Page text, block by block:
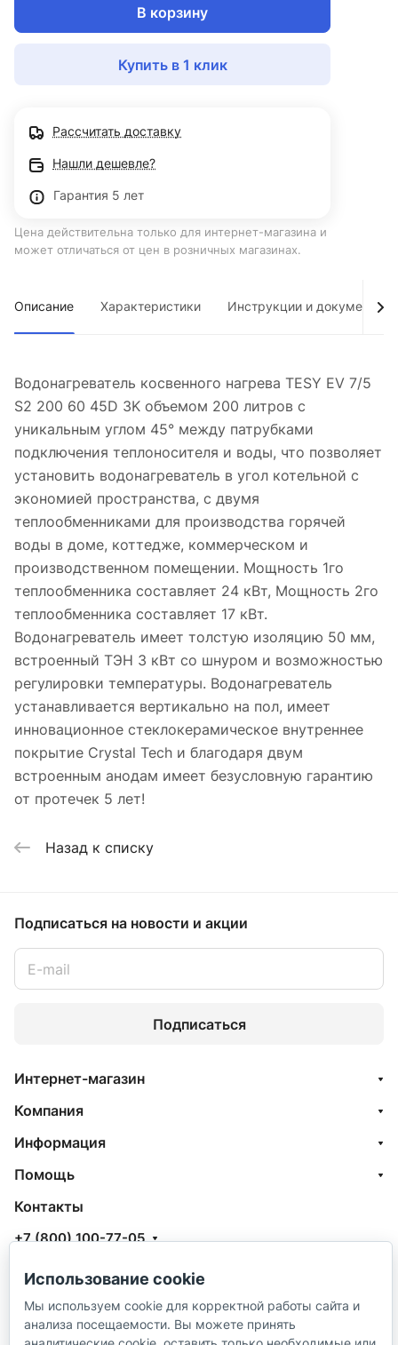
В корзину
Купить в 1 клик
Рассчитать доставку
Нашли дешевле?
Гарантия 5 лет
Цена действительна только для интернет-магазина и
может отличаться от цен в розничных магазинах.
Описание Характеристики Инструкции и документы
Водонагреватель косвенного нагрева TESY EV 7/5
S2 200 60 45D 3K объемом 200 литров с
уникальным углом 45° между патрубками
подключения теплоносителя и воды, что позволяет
установить водонагреватель в угол котельной с
экономией пространства, с двумя
теплообменниками для производства горячей
воды в доме, коттедже, коммерческом и
производственном помещении. Мощность 1го
теплообменника составляет 24 кВт, Мощность 2го
теплообменника составляет 17 кВт.
Водонагреватель имеет толстую изоляцию 50 мм,
встроенный ТЭН 3 кВт со шнуром и возможностью
регулировки температуры. Водонагреватель
устанавливается вертикально на пол, имеет
инновационное стеклокерамическое внутреннее
покрытие Crystal Tech и благодаря двум
встроенным анодам имеет безусловную гарантию
от протечек 5 лет!
Назад к списку
Подписаться на новости и акции
Подписаться
Интернет-магазин
Компания
Информация
Помощь
Контакты
+7 (800) 100-77-05
info@aquatehnik.com
г. Краснодар (Центр),
ул. Чкалова, 167
Использование cookie
Мы используем cookie для корректной работы сайта и
анализа посещаемости. Вы можете принять